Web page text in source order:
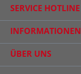
SERVICE HOTLINE
INFORMATIONEN
ÜBER UNS